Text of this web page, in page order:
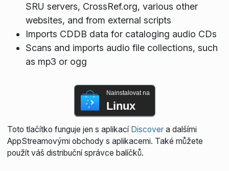
SRU servers, CrossRef.org, various other
websites, and from external scripts
Imports CDDB data for cataloging audio CDs
Scans and imports audio file collections, such
as mp3 or ogg
Nainstalovat na
Linux
Toto tlačítko funguje jen s aplikací Discovera dalšími
AppStreamovými obchody s aplikacemi. Také můžete
použít váš distribuční správce balíčků.